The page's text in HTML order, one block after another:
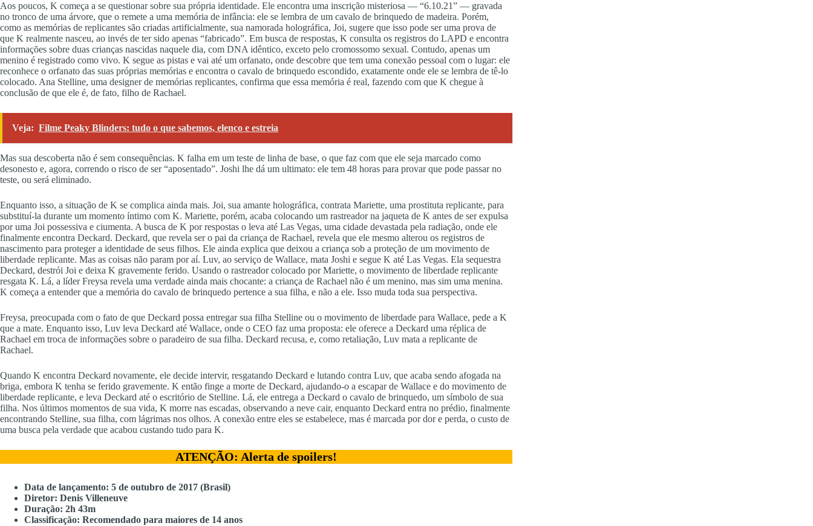
Aos poucos, K começa a se questionar sobre sua própria identidade. Ele encontra uma inscrição misteriosa — “6.10.21” — gravada
no tronco de uma árvore, que o remete a uma memória de infância: ele se lembra de um cavalo de brinquedo de madeira. Porém,
como as memórias de replicantes são criadas artificialmente, sua namorada holográfica, Joi, sugere que isso pode ser uma prova de
que K realmente nasceu, ao invés de ter sido apenas “fabricado”. Em busca de respostas, K consulta os registros do LAPD e encontra
informações sobre duas crianças nascidas naquele dia, com DNA idêntico, exceto pelo cromossomo sexual. Contudo, apenas um
menino é registrado como vivo. K segue as pistas e vai até um orfanato, onde descobre que tem uma conexão pessoal com o lugar: ele
reconhece o orfanato das suas próprias memórias e encontra o cavalo de brinquedo escondido, exatamente onde ele se lembra de tê-lo
colocado. Ana Stelline, uma designer de memórias replicantes, confirma que essa memória é real, fazendo com que K chegue à
conclusão de que ele é, de fato, filho de Rachael.
Veja: Filme Peaky Blinders: tudo o que sabemos, elenco e estreia
Mas sua descoberta não é sem consequências. K falha em um teste de linha de base, o que faz com que ele seja marcado como
desonesto e, agora, correndo o risco de ser “aposentado”. Joshi lhe dá um ultimato: ele tem 48 horas para provar que pode passar no
teste, ou será eliminado.
Enquanto isso, a situação de K se complica ainda mais. Joi, sua amante holográfica, contrata Mariette, uma prostituta replicante, para
substituí-la durante um momento íntimo com K. Mariette, porém, acaba colocando um rastreador na jaqueta de K antes de ser expulsa
por uma Joi possessiva e ciumenta. A busca de K por respostas o leva até Las Vegas, uma cidade devastada pela radiação, onde ele
finalmente encontra Deckard. Deckard, que revela ser o pai da criança de Rachael, revela que ele mesmo alterou os registros de
nascimento para proteger a identidade de seus filhos. Ele ainda explica que deixou a criança sob a proteção de um movimento de
liberdade replicante. Mas as coisas não param por aí. Luv, ao serviço de Wallace, mata Joshi e segue K até Las Vegas. Ela sequestra
Deckard, destrói Joi e deixa K gravemente ferido. Usando o rastreador colocado por Mariette, o movimento de liberdade replicante
resgata K. Lá, a líder Freysa revela uma verdade ainda mais chocante: a criança de Rachael não é um menino, mas sim uma menina.
K começa a entender que a memória do cavalo de brinquedo pertence a sua filha, e não a ele. Isso muda toda sua perspectiva.
Freysa, preocupada com o fato de que Deckard possa entregar sua filha Stelline ou o movimento de liberdade para Wallace, pede a K
que a mate. Enquanto isso, Luv leva Deckard até Wallace, onde o CEO faz uma proposta: ele oferece a Deckard uma réplica de
Rachael em troca de informações sobre o paradeiro de sua filha. Deckard recusa, e, como retaliação, Luv mata a replicante de
Rachael.
Quando K encontra Deckard novamente, ele decide intervir, resgatando Deckard e lutando contra Luv, que acaba sendo afogada na
briga, embora K tenha se ferido gravemente. K então finge a morte de Deckard, ajudando-o a escapar de Wallace e do movimento de
liberdade replicante, e leva Deckard até o escritório de Stelline. Lá, ele entrega a Deckard o cavalo de brinquedo, um símbolo de sua
filha. Nos últimos momentos de sua vida, K morre nas escadas, observando a neve cair, enquanto Deckard entra no prédio, finalmente
encontrando Stelline, sua filha, com lágrimas nos olhos. A conexão entre eles se estabelece, mas é marcada por dor e perda, o custo de
uma busca pela verdade que acabou custando tudo para K.
ATENÇÃO: Alerta de spoilers!
Data de lançamento: 5 de outubro de 2017 (Brasil)
Diretor: Denis Villeneuve
Duração: 2h 43m
Classificação: Recomendado para maiores de 14 anos